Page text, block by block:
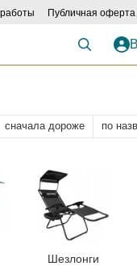
Публичная оферта
сначала дороже по
Шезлонги